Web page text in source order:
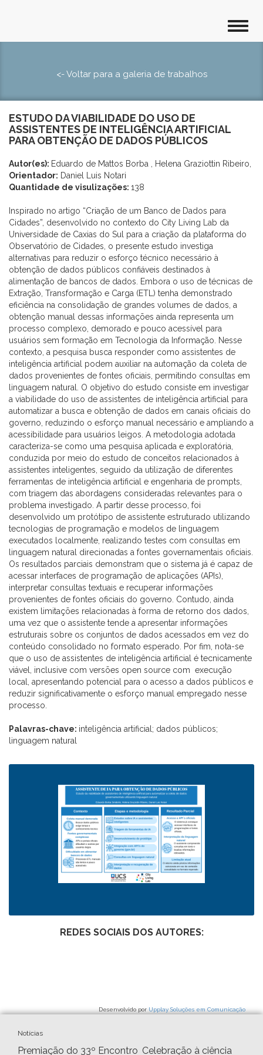
<- Voltar para a galeria de trabalhos
ESTUDO DA VIABILIDADE DO USO DE
ASSISTENTES DE INTELIGÊNCIA ARTIFICIAL
PARA OBTENÇÃO DE DADOS PÚBLICOS
Autor(es): Eduardo de Mattos Borba , Helena Graziottin Ribeiro,
Orientador: Daniel Luis Notari
Quantidade de visulizações: 138
Inspirado no artigo “Criação de um Banco de Dados para
Cidades”, desenvolvido no contexto do City Living Lab da
Universidade de Caxias do Sul para a criação da plataforma do
Observatório de Cidades, o presente estudo investiga
alternativas para reduzir o esforço técnico necessário à
obtenção de dados públicos confiáveis destinados à
alimentação de bancos de dados. Embora o uso de técnicas de
Extração, Transformação e Carga (ETL) tenha demonstrado
eficiência na consolidação de grandes volumes de dados, a
obtenção manual dessas informações ainda representa um
processo complexo, demorado e pouco acessível para
usuários sem formação em Tecnologia da Informação. Nesse
contexto, a pesquisa busca responder como assistentes de
inteligência artificial podem auxiliar na automação da coleta de
dados provenientes de fontes oficiais, permitindo consultas em
linguagem natural. O objetivo do estudo consiste em investigar
a viabilidade do uso de assistentes de inteligência artificial para
automatizar a busca e obtenção de dados em canais oficiais do
governo, reduzindo o esforço manual necessário e ampliando a
acessibilidade para usuários leigos. A metodologia adotada
caracteriza-se como uma pesquisa aplicada e exploratória,
conduzida por meio do estudo de conceitos relacionados à
assistentes inteligentes, seguido da utilização de diferentes
ferramentas de inteligência artificial e engenharia de prompts,
com triagem das abordagens consideradas relevantes para o
problema investigado. A partir desse processo, foi
desenvolvido um protótipo de assistente estruturado utilizando
tecnologias de programação e modelos de linguagem
executados localmente, realizando testes com consultas em
linguagem natural direcionadas a fontes governamentais oficiais.
Os resultados parciais demonstram que o sistema já é capaz de
acessar interfaces de programação de aplicações (APIs),
interpretar consultas textuais e recuperar informações
provenientes de fontes oficiais do governo. Contudo, ainda
existem limitações relacionadas à forma de retorno dos dados,
uma vez que o assistente tende a apresentar informações
estruturais sobre os conjuntos de dados acessados em vez do
conteúdo consolidado no formato esperado. Por fim, nota-se
que o uso de assistentes de inteligência artificial é tecnicamente
viável, inclusive com versões open source com execução
local, apresentando potencial para o acesso a dados públicos e
reduzir significativamente o esforço manual empregado nesse
processo.
Palavras-chave: inteligência artificial; dados públicos;
linguagem natural
REDES SOCIAIS DOS AUTORES:
Desenvolvido por Upplay Soluções em Comunicação
Notícias
Premiação do 33º Encontro Celebração à ciência